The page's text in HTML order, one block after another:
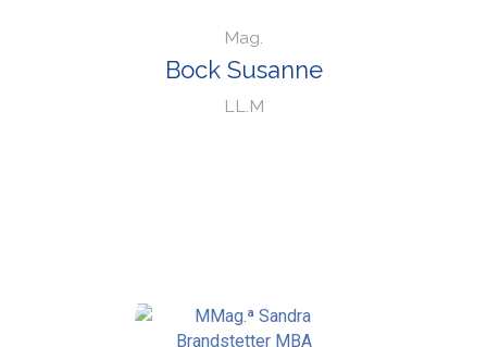
Mag.
Bock Susanne
LL.M